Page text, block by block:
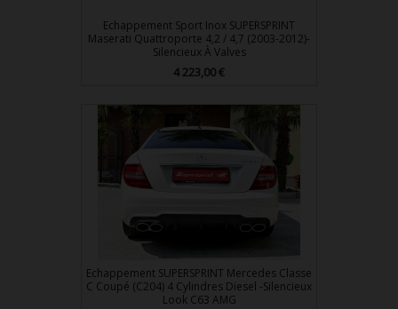
Echappement Sport Inox SUPERSPRINT
Maserati Quattroporte 4,2 / 4,7 (2003-2012)-
Silencieux À Valves
Prix
4 223,00 €
Echappement SUPERSPRINT Mercedes Classe
C Coupé (C204) 4 Cylindres Diesel -Silencieux
Look C63 AMG